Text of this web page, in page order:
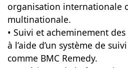
organisation internationale
multinationale.
• Suivi et acheminement
à l’aide d’un système de
comme BMC Remedy.